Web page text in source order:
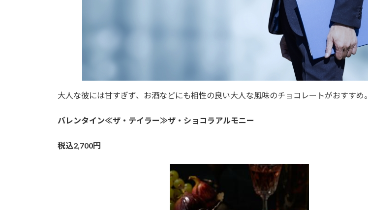
大人な彼には甘すぎず、お酒などにも相性の良い大人な風味のチョコレートがおすすめ。
バレンタイン≪ザ・テイラー≫ザ・ショコラアルモニー
税込2,700円